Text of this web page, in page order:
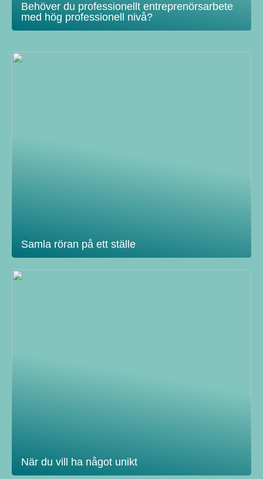
Behöver du professionellt entreprenörsarbete
med hög professionell nivå?
Samla röran på ett ställe
När du vill ha något unikt